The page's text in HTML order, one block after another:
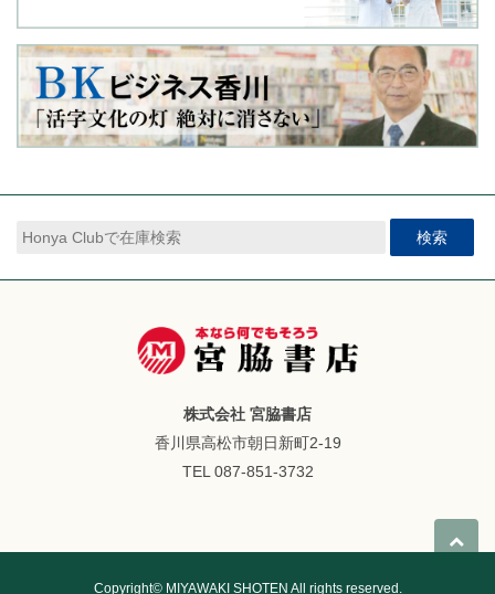
検索
株式会社 宮脇書店
香川県高松市朝日新町2-19
TEL 087-851-3732
Copyright© MIYAWAKI SHOTEN All rights reserved.